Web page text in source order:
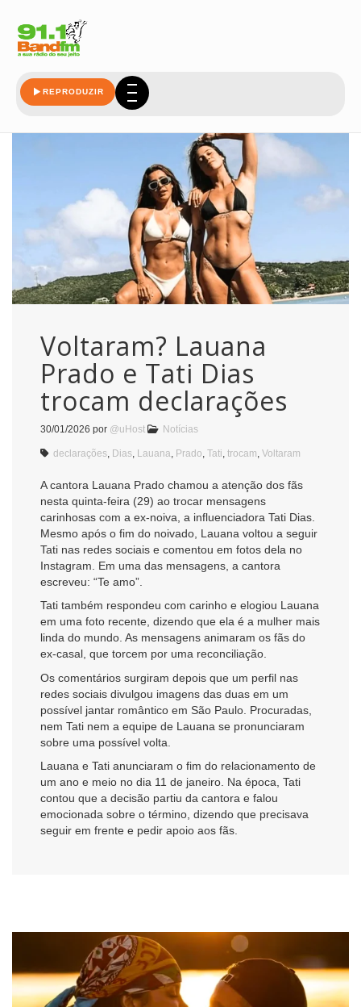
REPRODUZIR
Voltaram? Lauana
Prado e Tati Dias
trocam declarações
30/01/2026 por @uHost Notícias
declarações Dias Lauana Prado Tati trocam Voltaram
A cantora Lauana Prado chamou a atenção dos fãs
nesta quinta-feira (29) ao trocar mensagens
carinhosas com a ex-noiva, a influenciadora Tati Dias.
Mesmo após o fim do noivado, Lauana voltou a seguir
Tati nas redes sociais e comentou em fotos dela no
Instagram. Em uma das mensagens, a cantora
escreveu: “Te amo”.
Tati também respondeu com carinho e elogiou Lauana
em uma foto recente, dizendo que ela é a mulher mais
linda do mundo. As mensagens animaram os fãs do
ex-casal, que torcem por uma reconciliação.
Os comentários surgiram depois que um perfil nas
redes sociais divulgou imagens das duas em um
possível jantar romântico em São Paulo. Procuradas,
nem Tati nem a equipe de Lauana se pronunciaram
sobre uma possível volta.
Lauana e Tati anunciaram o fim do relacionamento de
um ano e meio no dia 11 de janeiro. Na época, Tati
contou que a decisão partiu da cantora e falou
emocionada sobre o término, dizendo que precisava
seguir em frente e pedir apoio aos fãs.